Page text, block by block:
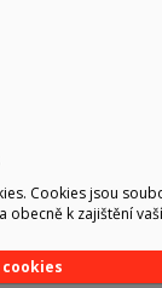
Cookies jsou
k zajištění
cookies